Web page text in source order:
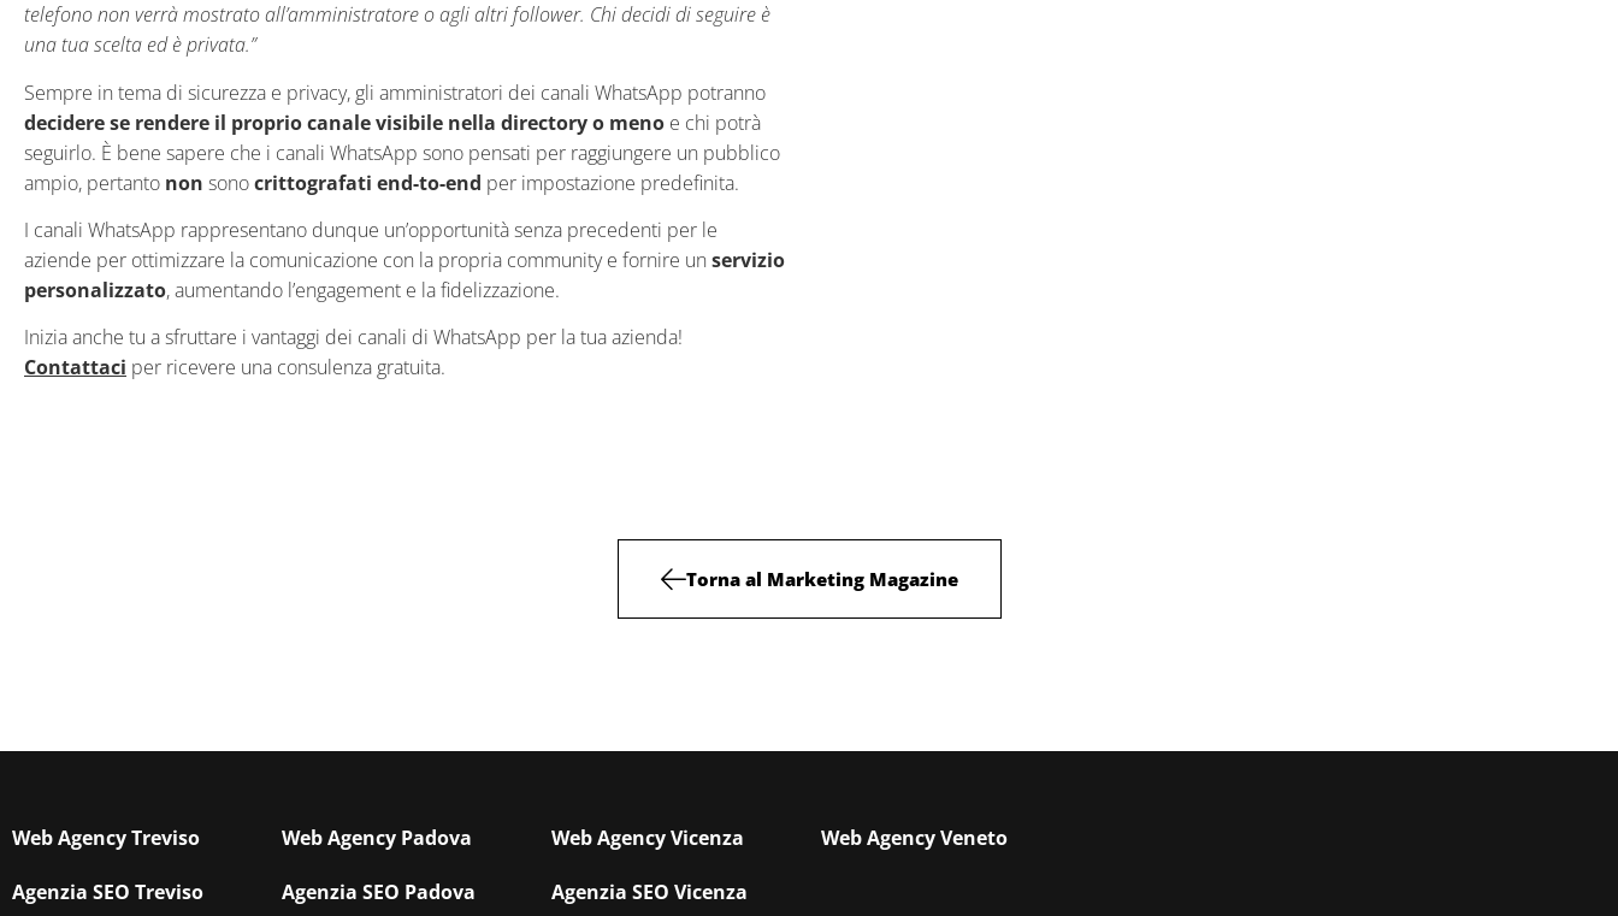
telefono non verrà mostrato all’amministratore o agli altri follower. Chi decidi di seguire è
una tua scelta ed è privata.”
Sempre in tema di sicurezza e privacy, gli amministratori dei canali WhatsApp potranno
decidere se rendere il proprio canale visibile nella directory o meno e chi potrà
seguirlo. È bene sapere che i canali WhatsApp sono pensati per raggiungere un pubblico
ampio, pertanto non sonocrittografati end-to-end per impostazione predefinita.
I canali WhatsApp rappresentano dunque un’opportunità senza precedenti per le
aziende per ottimizzare la comunicazione con la propria community e fornire un servizio
personalizzato, aumentando l’engagement e la fidelizzazione.
Inizia anche tu a sfruttare i vantaggi dei canali di WhatsApp per la tua azienda!
Contattaci per ricevere una consulenza gratuita.
Torna al Marketing Magazine
Web Agency Treviso Web Agency Padova Web Agency Vicenza Web Agency Veneto
Agenzia SEO Treviso Agenzia SEO Padova Agenzia SEO Vicenza